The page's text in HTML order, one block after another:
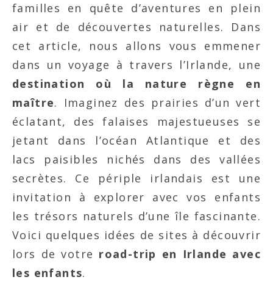
familles en quête d’aventures en plein
air et de découvertes naturelles. Dans
cet article, nous allons vous emmener
dans un voyage à travers l’Irlande, une
destination où la nature règne en
maître. Imaginez des prairies d’un vert
éclatant, des falaises majestueuses se
jetant dans l’océan Atlantique et des
lacs paisibles nichés dans des vallées
secrètes. Ce périple irlandais est une
invitation à explorer avec vos enfants
les trésors naturels d’une île fascinante.
Voici quelques idées de sites à découvrir
lors de votre road-trip en Irlande avec
les enfants.